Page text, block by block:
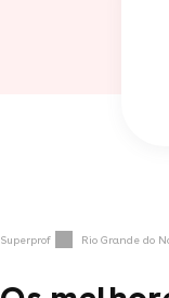
Superprof Rio Grande do